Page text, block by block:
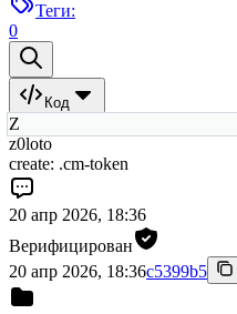
Теги:
0
Код
Z
z0loto
create: .cm-token
20 апр 2026, 18:36
Верифицирован
20 апр 2026, 18:36c5399b5